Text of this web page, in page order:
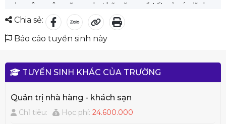
chuyên môn cũng như kỹ năng về tất cả các lĩnh
vực của chuyên ngành dược như hoá dược, dược
liệu, dược lý, dược lâm sàng, kiểm nghiệm - đảm
bảo chất lượng thuốc, kinh tế dược, quản lý và
Bên cạnh đó, sinh viên còn được thực hành tại các
phòng thí nghiệm liên tục cập nhật trang thiết bị
cứu khoa học với các đề tài có liên quan mật thiết
đến nghiên cứu, phát triển thuốc và mối liên hệ
Chia sẻ:
Báo cáo tuyển sinh này
TUYỂN SINH KHÁC CỦA TRƯỜNG
Quản trị nhà hàng - khách sạn
Chỉ tiêu: Học phí:24.600.000